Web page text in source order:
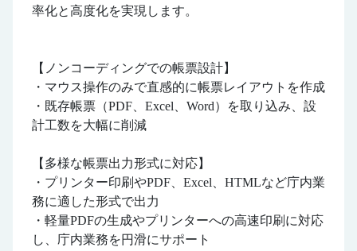
率化と高度化を実現します。
【ノンコーディングでの帳票設計】
・マウス操作のみで直感的に帳票レイアウトを作成
・既存帳票（PDF、Excel、Word）を取り込み、設
計工数を大幅に削減
【多様な帳票出力形式に対応】
・プリンター印刷やPDF、Excel、HTMLなど庁内業
務に適した形式で出力
・軽量PDFの生成やプリンターへの高速印刷に対応
し、庁内業務を円滑にサポート